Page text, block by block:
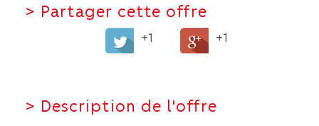
> Partager cette offre
+1 +1
> Description de l'offre